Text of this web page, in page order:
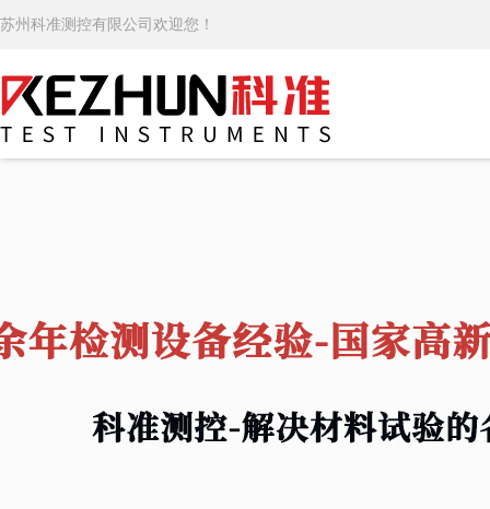
苏州科准测控有限公司欢迎您！